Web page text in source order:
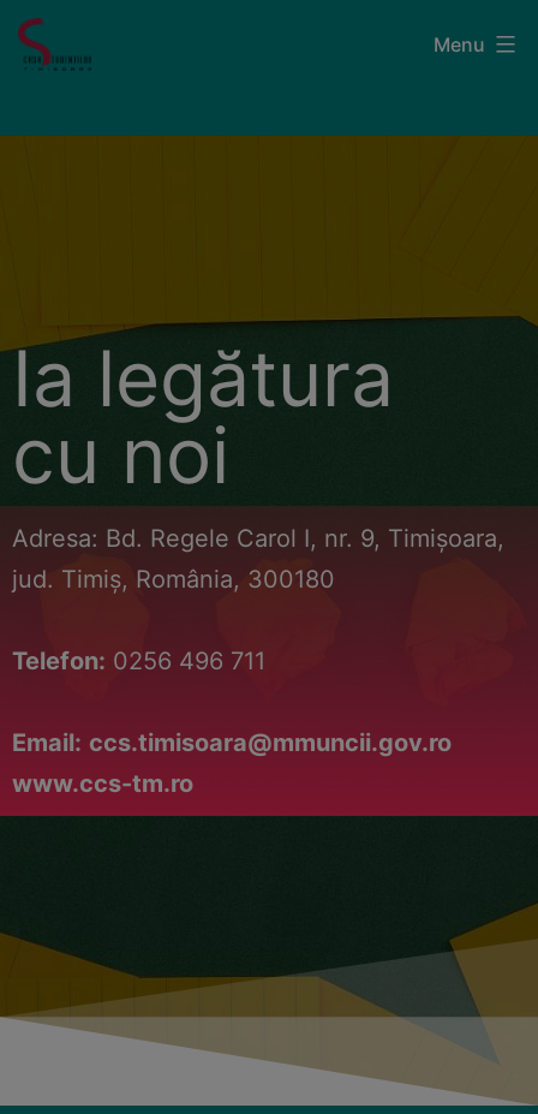
Menu
Ia legătura
cu noi
Adresa: Bd. Regele Carol I, nr. 9, Timișoara,
jud. Timiș, România, 300180
Telefon: 0256 496 711
Email: ccs.timisoara@mmuncii.gov.ro
www.ccs-tm.ro